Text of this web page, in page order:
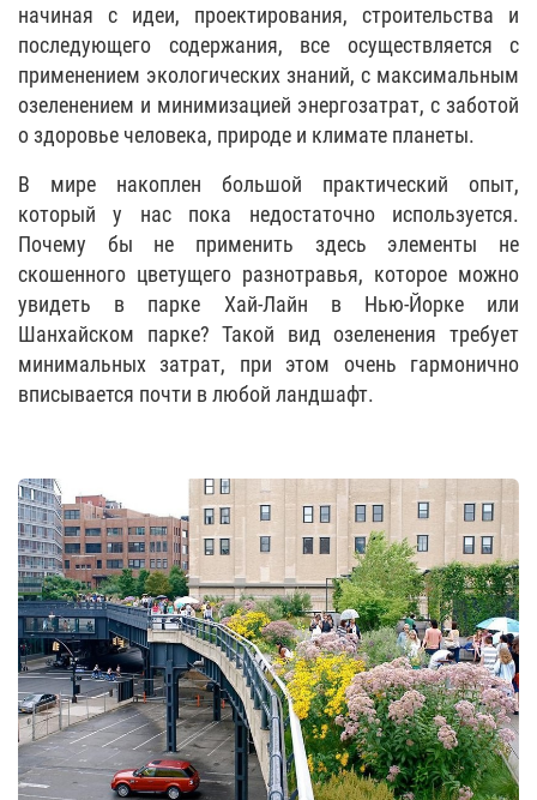
начиная с идеи, проектирования, строительства и
последующего содержания, все осуществляется с
применением экологических знаний, с максимальным
озеленением и минимизацией энергозатрат, с заботой
о здоровье человека, природе и климате планеты.
В мире накоплен большой практический опыт,
который у нас пока недостаточно используется.
Почему бы не применить здесь элементы не
скошенного цветущего разнотравья, которое можно
увидеть в парке Хай-Лайн в Нью-Йорке или
Шанхайском парке? Такой вид озеленения требует
минимальных затрат, при этом очень гармонично
вписывается почти в любой ландшафт.